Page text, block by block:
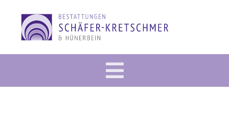
Inhalt
springen
Toggle